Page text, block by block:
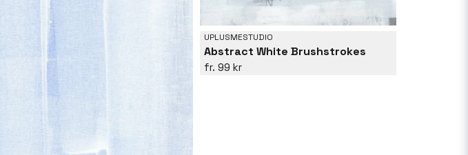
UPLUSMESTUDIO
Abstract White Brushstrokes
99 kr